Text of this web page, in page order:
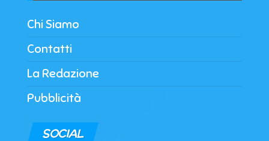
Chi Siamo
Contatti
La Redazione
Pubblicità
SOCIAL